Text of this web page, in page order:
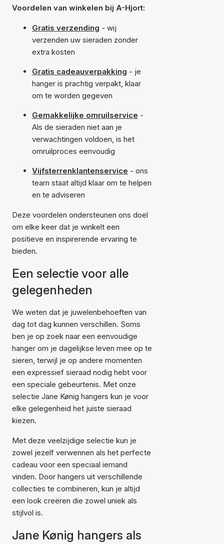
Voordelen van winkelen bij A-Hjort:
Gratis verzending - wij
verzenden uw sieraden zonder
extra kosten
Gratis cadeauverpakking - je
hanger is prachtig verpakt, klaar
om te worden gegeven
Gemakkelijke omruilservice -
Als de sieraden niet aan je
verwachtingen voldoen, is het
omruilproces eenvoudig
Vijfsterrenklantenservice - ons
team staat altijd klaar om te helpen
en te adviseren
Deze voordelen ondersteunen ons doel
om elke keer dat je winkelt een
positieve en inspirerende ervaring te
bieden.
Een selectie voor alle
gelegenheden
We weten dat je juwelenbehoeften van
dag tot dag kunnen verschillen. Soms
ben je op zoek naar een eenvoudige
hanger om je dagelijkse leven mee op te
sieren, terwijl je op andere momenten
een expressief sieraad nodig hebt voor
een speciale gebeurtenis. Met onze
selectie Jane Kønig hangers kun je voor
elke gelegenheid het juiste sieraad
kiezen.
Met deze veelzijdige selectie kun je
zowel jezelf verwennen als het perfecte
cadeau voor een speciaal iemand
vinden. Door hangers uit verschillende
collecties te combineren, kun je altijd
een look creëren die zowel uniek als
stijlvol is.
Jane Kønig hangers als